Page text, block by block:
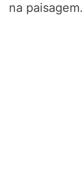
na paisagem.